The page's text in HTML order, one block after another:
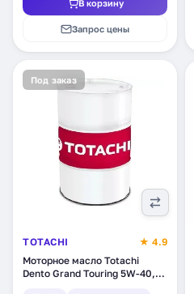
В корзину
Запрос цены
Под заказ
TOTACHI
★ 4.9
Моторное масло Totachi
Dento Grand Touring 5W-40,